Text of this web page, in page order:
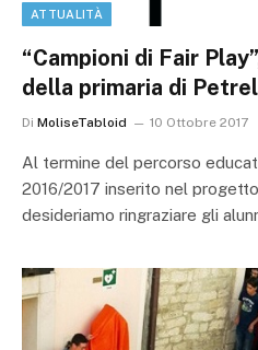
ATTUALITÀ
“Campioni di Fair
della primaria di
Di MoliseTabloid 10 Ottobre 2017
Al termine del percorso
2016/2017 inserito nel progetto
desideriamo ringraziare gli